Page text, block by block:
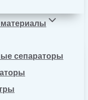
сепараторы